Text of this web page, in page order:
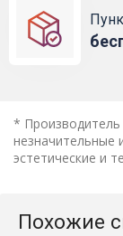
* Производитель
незначительные
эстетические и
Похожие